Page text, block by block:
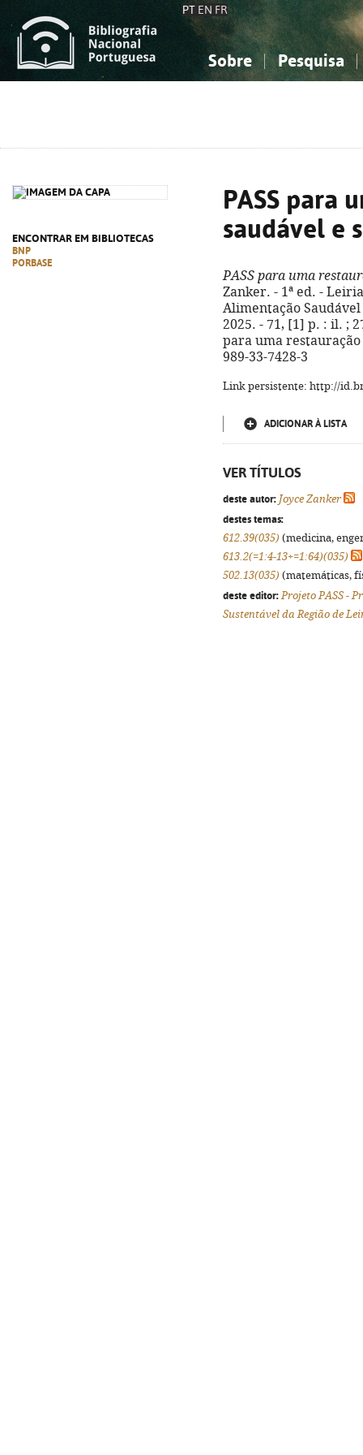
PT EN FR
Sobre Pesquisa
ENCONTRAR EM BIBLIOTECAS
BNP
PORBASE
PASS para
saudável e
PASS para uma
Zanker. - 1ª ed. -
Alimentação
2025. - 71, [1] p. : il. ;
para uma restauração
989-33-7428-3
Link persistente: http://
ADICIONAR À LISTA
VER TÍTULOS
deste autor: Joyce Zanker
destes temas:
612.39(035) (medicina,
613.2(=1:4-13+=1:64)(035)
502.13(035) (matemáticas,
deste editor: Projeto PASS -
Sustentável da Região de